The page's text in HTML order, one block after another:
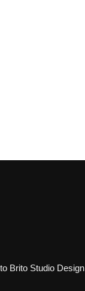
Brito Studio Design